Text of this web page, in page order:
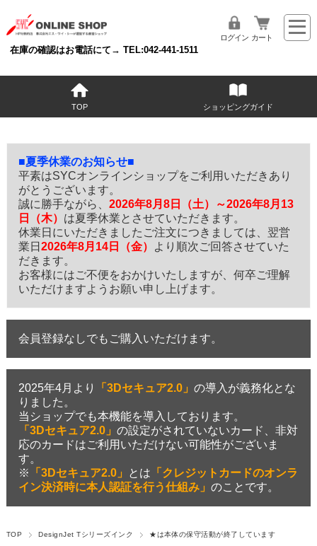
在庫の確認はお電話にて→ TEL:042-441-1511
ログイン カート
TOP ショッピングガイド
■夏季休業のお知らせ■
平素はSYCオンラインショップをご利用いただきあり
がとうございます。
誠に勝手ながら、 2026年8月8日（土）～2026年8月13
日（木） は夏季休業とさせていただきます。
休業日にいただきましたご注文につきましては、翌営
業日 2026年8月14日（金）
より順次ご回答させていた
だきます。
お客様にはご不便をおかけいたしますが、何卒ご理解
いただけますようお願い申し上げます。
会員登録なしでもご購入いただけます。
2025年4月より 「3Dセキュア2.0」 の導入が義務化とな
りました。
当ショップでも本機能を導入しております。
「3Dセキュア2.0」 の設定がされていないカード、非対
応のカードはご利用いただけない可能性がございま
す。
※
「3Dセキュア2.0」 とは 「クレジットカードのオンラ
イン決済時に本人認証を行う仕組み」 のことです。
TOP DesignJet Tシリーズインク ★は本体の保守活動が終了しています